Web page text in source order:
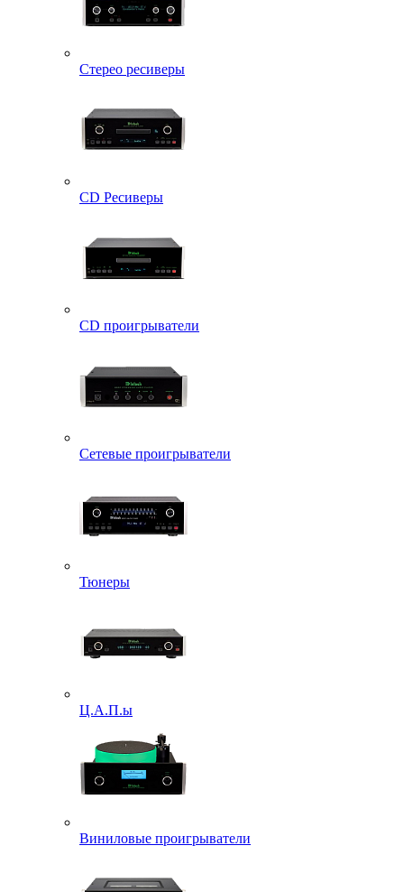
Стерео ресиверы
CD Ресиверы
CD проигрыватели
Сетевые проигрыватели
Тюнеры
Ц.А.П.ы
Виниловые проигрыватели